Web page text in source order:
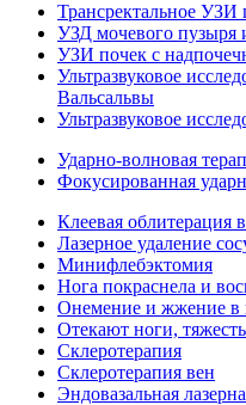
Трансректальное УЗИ
УЗД мочевого пузыря
УЗИ почек с
Ультразвуковое
Вальсальвы
Ультразвуковое
Ударно-волновая
Фокусированная
Клеевая облитерация
Лазерное удаление
Минифлебэктомия
Нога покраснела и
Онемение и жжение в
Отекают ноги,
Склеротерапия
Склеротерапия вен
Эндовазальная